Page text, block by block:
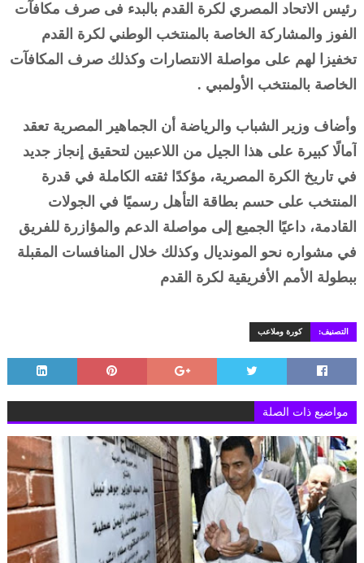
رئيس الاتحاد المصري لكرة القدم بالبدء فى صرف مكافآت
الفوز والمشاركة الخاصة بالمنتخب الوطني لكرة القدم
تخفيزا لهم على مواصلة الانتصارات وكذلك صرف المكافآت
الخاصة بالمنتخب الأولمبي .
وأضاف وزير الشباب والرياضة أن الجماهير المصرية تعقد
آمالًا كبيرة على هذا الجيل من اللاعبين لتحقيق إنجاز جديد
في تاريخ الكرة المصرية، مؤكدًا ثقته الكاملة في قدرة
المنتخب على حسم بطاقة التأهل رسميًا في الجولات
القادمة، داعيًا الجميع إلى مواصلة الدعم والمؤازرة للفريق
في مشواره نحو المونديال وكذلك خلال المنافسات المقبلة
ببطولة الأمم الأفريقية لكرة القدم
التصنيف: كورة وملاعب
مواضيع ذات الصلة